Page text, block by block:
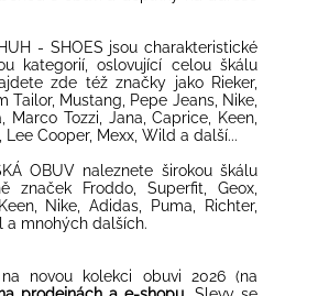
- SHOES jsou charakteristické
kategorií, oslovující celou škálu
zde též značky jako Rieker,
Tailor, Mustang, Pepe Jeans, Nike,
Marco Tozzi, Jana, Caprice, Keen,
Lee Cooper, Mexx, Wild a další...
OBUV naleznete širokou škálu
značek Froddo, Superfit, Geox,
Nike, Adidas, Puma, Richter,
a mnohých dalších.
novou kolekci obuvi 2026 (na